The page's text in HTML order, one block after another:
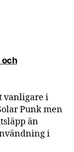
och
vanligare i
Punk men
än
i